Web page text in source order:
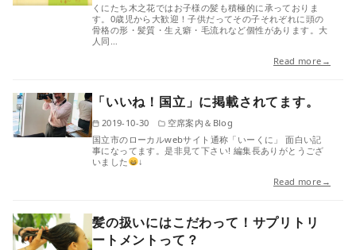
くにたち木之花ではお子様の髪も積極的に承っておりま
す。0歳児から大歓迎！子供だってその子それぞれに頭の
骨格の形・髪質・生え癖・毛流れなど個性があります。大
人同…
Read more→
「いいね！国立」に掲載されてます。
2019-10-30
空席案内＆Blog
国立市のローカルwebサイト通称「いーくに」 面白い記
事になってます。是非見て下さい! 編集長ありがとうござ
いました
↓
Read more→
髪の扱いにはこだわって！サプリトリ
ートメントって？